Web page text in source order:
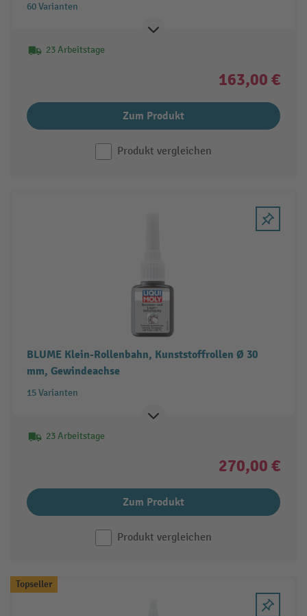
60 Varianten
23 Arbeitstage
163,00 €
Zum Produkt
Produkt vergleichen
BLUME Klein-Rollenbahn, Kunststoffrollen Ø 30
mm, Gewindeachse
15 Varianten
23 Arbeitstage
270,00 €
Zum Produkt
Produkt vergleichen
Topseller